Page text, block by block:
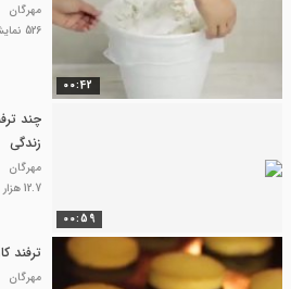
00:42
مهرگان
526 نمایش
00:59
چند
زندگی
مهرگان
12.7 هزار نمایش
ترفند
مهرگان